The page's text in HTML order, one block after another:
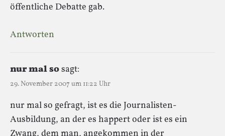
öffentliche Debatte gab.
Antworten
nur mal sosagt:
29. November 2007 um 11:22 Uhr
nur mal so gefragt, ist es die Journalisten-
Ausbildung, an der es happert oder ist es ein